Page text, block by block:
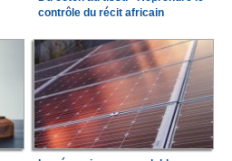
contrôle du récit africain